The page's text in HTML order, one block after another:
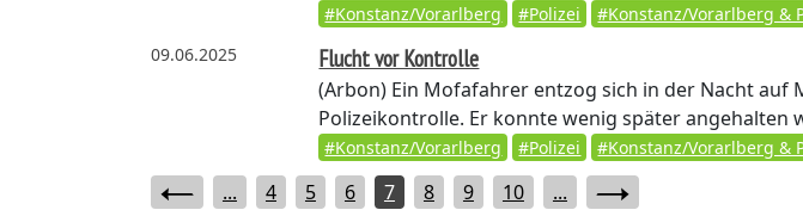
#Konstanz/Vorarlberg #Polizei
#Konstanz/Vorarlberg &
09.06.2025
Flucht vor Kontrolle
(Arbon) Ein Mofafahrer entzog sich in der Nacht auf
Polizeikontrolle. Er konnte wenig später angehalten
#Konstanz/Vorarlberg #Polizei #Konstanz/Vorarlberg &
... 4 5 6 7 8 9 10 ...